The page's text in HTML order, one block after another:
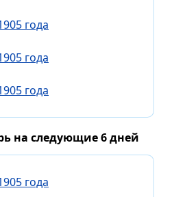
года
года
года
на следующие 6 дней
года